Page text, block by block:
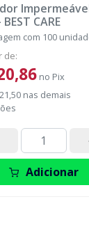
BEST CARE
com 100
de:
no Pix
nas demais
Adicionar